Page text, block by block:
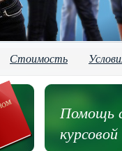
Стоимость
Помощь
курсовой